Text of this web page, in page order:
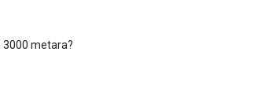
3000 metara?